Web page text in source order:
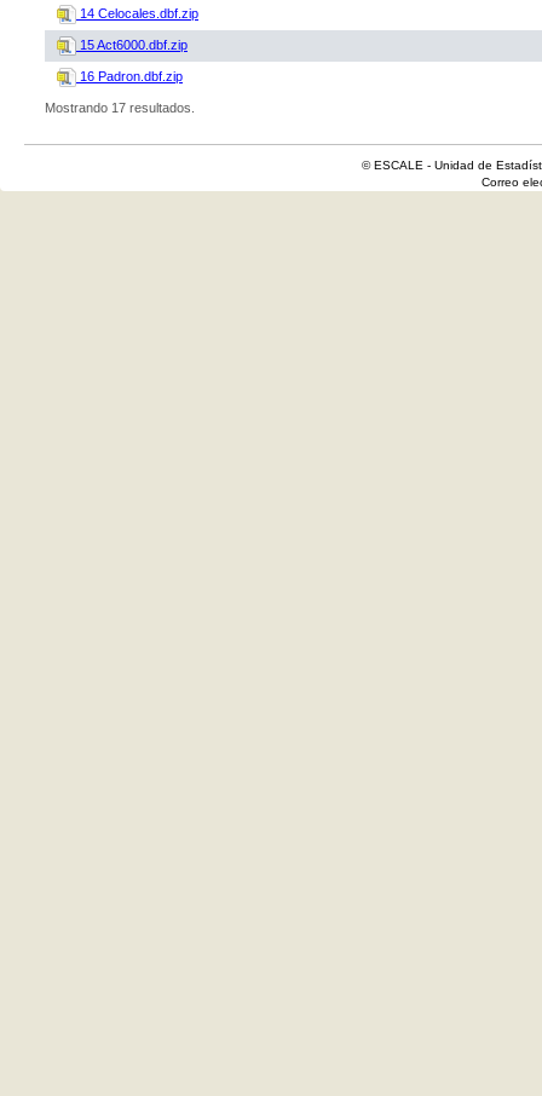
14 Celocales.dbf.zip
15 Act6000.dbf.zip
16 Padron.dbf.zip
Mostrando 17 resultados.
© ESCALE - Unidad de
Correo